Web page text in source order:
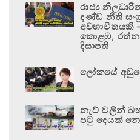
රාජ්‍ය
දණ්ඩ නීති
කොළඹ,
දිසාපති
ලෝකයේ
නැව් වලින්
පටු දෙයක්